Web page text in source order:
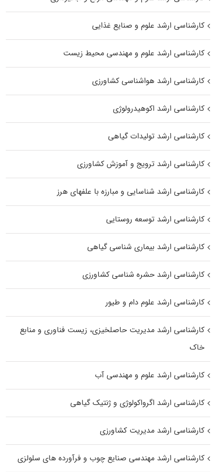
کارشناسی ارشد علوم و صنایع غذایی
کارشناسی ارشد علوم و مهندسی محیط زیست
کارشناسی ارشد هواشناسی کشاورزی
کارشناسی ارشد اکوهیدرولوژی
کارشناسی ارشد تولیدات گیاهی
کارشناسی ارشد ترویج و آموزش کشاورزی
کارشناسی ارشد شناسایی و مبارزه با علفهای هرز
کارشناسی ارشد توسعه روستایی
کارشناسی ارشد بیماری‌ شناسی گیاهی
کارشناسی ارشد حشره‌ شناسی کشاورزی
کارشناسی ارشد علوم دام و طیور
کارشناسی ارشد مدیریت حاصلخیزی، زیست فناوری و منابع
خاک
کارشناسی ارشد علوم و مهندسی آب
کارشناسی ارشد اگرواکولوژی و ژنتیک گیاهی
کارشناسی ارشد مدیریت کشاورزی
کارشناسی ارشد مهندسی صنایع چوب و فرآورده‌ های سلولزی